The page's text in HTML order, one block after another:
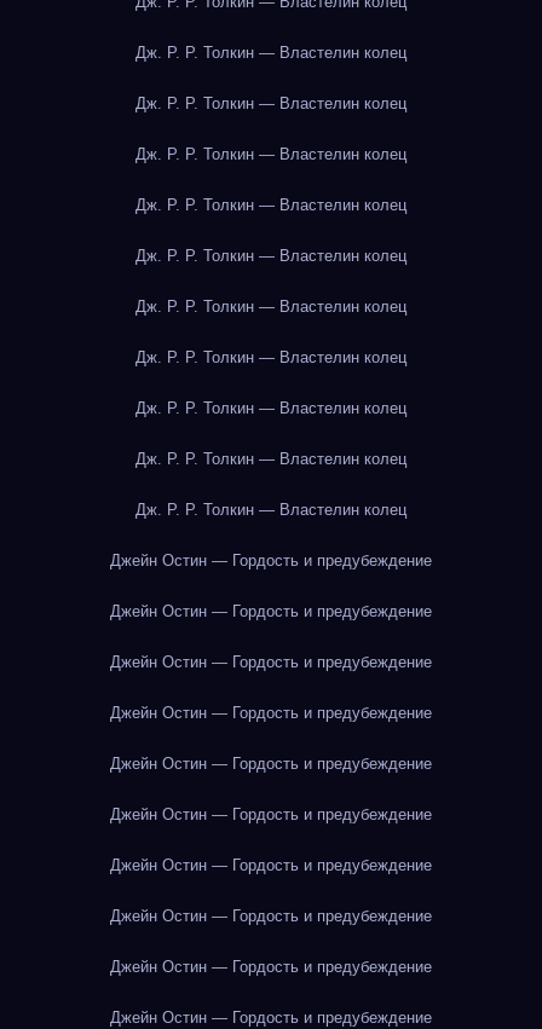
Дж. Р. Р. Толкин — Властелин колец
Дж. Р. Р. Толкин — Властелин колец
Дж. Р. Р. Толкин — Властелин колец
Дж. Р. Р. Толкин — Властелин колец
Дж. Р. Р. Толкин — Властелин колец
Дж. Р. Р. Толкин — Властелин колец
Дж. Р. Р. Толкин — Властелин колец
Дж. Р. Р. Толкин — Властелин колец
Дж. Р. Р. Толкин — Властелин колец
Дж. Р. Р. Толкин — Властелин колец
Джейн Остин — Гордость и предубеждение
Джейн Остин — Гордость и предубеждение
Джейн Остин — Гордость и предубеждение
Джейн Остин — Гордость и предубеждение
Джейн Остин — Гордость и предубеждение
Джейн Остин — Гордость и предубеждение
Джейн Остин — Гордость и предубеждение
Джейн Остин — Гордость и предубеждение
Джейн Остин — Гордость и предубеждение
Джейн Остин — Гордость и предубеждение